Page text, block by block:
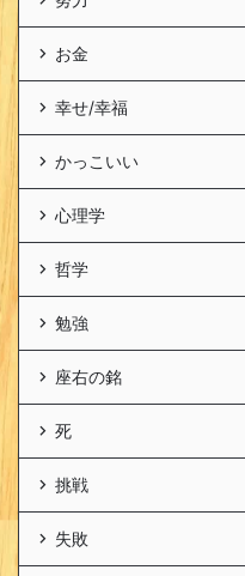
お金
幸せ/幸福
かっこいい
心理学
哲学
勉強
座右の銘
死
挑戦
失敗